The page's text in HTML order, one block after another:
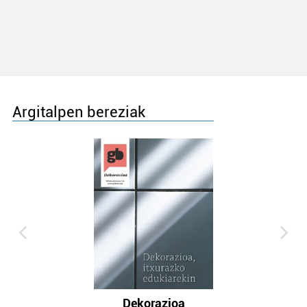
Argitalpen bereziak
Dekorazioa